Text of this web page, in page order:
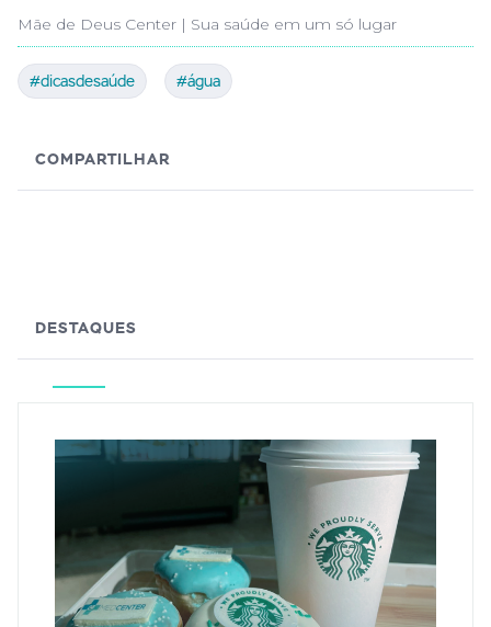
Mãe de Deus Center | Sua saúde em um só lugar
#dicasdesaúde #água
COMPARTILHAR
DESTAQUES